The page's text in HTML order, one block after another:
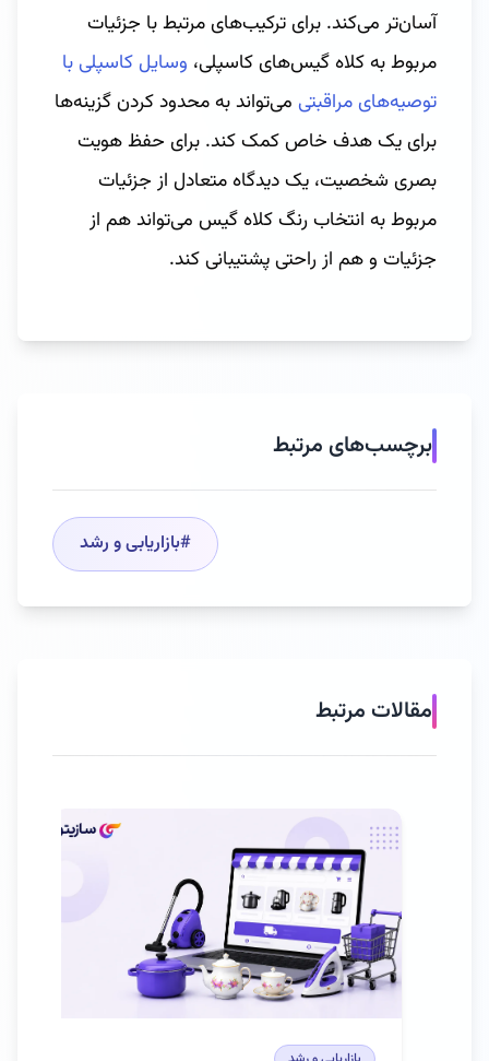
آسان‌تر می‌کند. برای ترکیب‌های مرتبط با جزئیات
مربوط به کلاه گیس‌های کاسپلی، وسایل کاسپلی با
توصیه‌های مراقبتی می‌تواند به محدود کردن گزینه‌ها
برای یک هدف خاص کمک کند. برای حفظ هویت
بصری شخصیت، یک دیدگاه متعادل از جزئیات
مربوط به انتخاب رنگ کلاه گیس می‌تواند هم از
جزئیات و هم از راحتی پشتیبانی کند.
برچسب‌های مرتبط
#بازاریابی و رشد
مقالات مرتبط